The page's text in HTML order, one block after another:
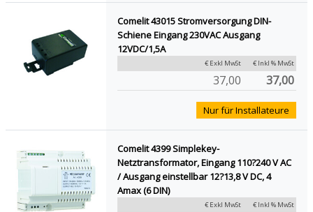
Comelit 43015 Stromversorgung DIN-
Schiene Eingang 230VAC Ausgang
12VDC/1,5A
€ Exkl MwSt € Inkl % MwSt
37,00 37,00
Nur für Installateure
Comelit 4399 Simplekey-
Netztransformator, Eingang 110?240 V AC
/ Ausgang einstellbar 12?13,8 V DC, 4
Amax (6 DIN)
€ Exkl MwSt € Inkl % MwSt